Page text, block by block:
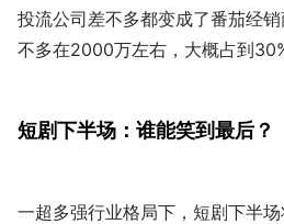
投流公司差不多都变成了番茄经
不多在2000万左右，大概占到
短剧下半场：谁能笑到最后？
一超多强行业格局下，短剧下半